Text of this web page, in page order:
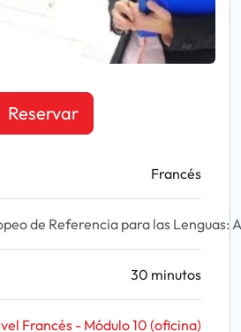
Reservar
Francés
de Referencia para las Lenguas:
30 minutos
Francés - Módulo 10 (oficina)